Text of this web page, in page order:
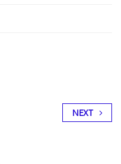
NEXT